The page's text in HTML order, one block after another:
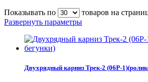
Показывать по
товаров на
Развернуть параметры
Двухрядный карниз Трек-2 (06Р-